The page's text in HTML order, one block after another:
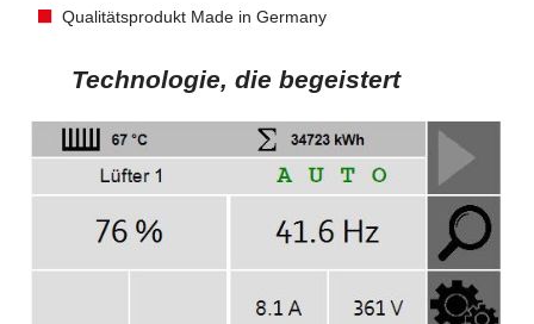
Qualitätsprodukt Made in Germany
Technologie, die begeistert